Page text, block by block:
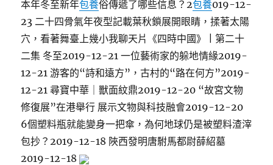
本年冬至新年包養俗傳遞了哪些信息？2包養019-12-
23 二十四骨氣年夜型記載葉秋鎖展開眼睛，揉著太陽
穴，看著舞臺上幾小我聊天片《四時中國》 | 第二十
二集 冬至2019-12-21 一位藝術家的躲地情緣2019-
12-21 游客的“詩和遠方”，古村的“路在何方”2019-
12-21 尋寶中華｜獸面紋鼎2019-12-20 “故宮文物
修復展”在港舉行 展示文物與科技融會2019-12-20
6個塑料瓶就能變身一把傘，為何地球仍是被塑料渣滓
包抄？2019-12-18 陜西發明唐駙馬都尉薛紹墓
2019-12-18